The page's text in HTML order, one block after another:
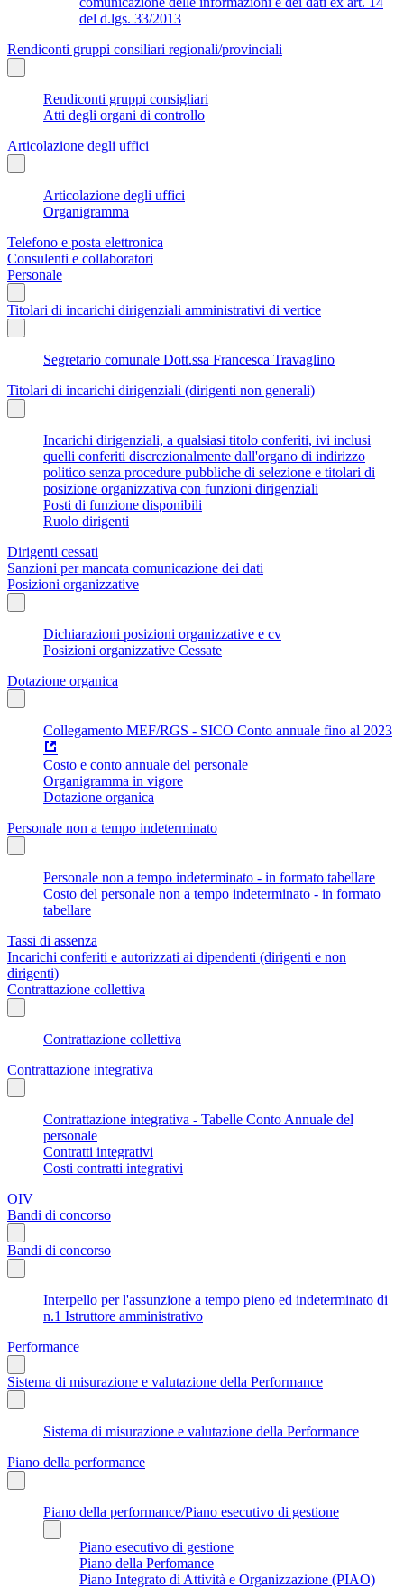
del d.lgs. 33/2013
Rendiconti gruppi consiliari regionali/provinciali
Rendiconti gruppi consigliari
Atti degli organi di controllo
Articolazione degli uffici
Articolazione degli uffici
Organigramma
Telefono e posta elettronica
Consulenti e collaboratori
Personale
Titolari di incarichi dirigenziali amministrativi di vertice
Segretario comunale Dott.ssa Francesca Travaglino
Titolari di incarichi dirigenziali (dirigenti non generali)
Incarichi dirigenziali, a qualsiasi titolo conferiti, ivi inclusi
quelli conferiti discrezionalmente dall'organo di indirizzo
politico senza procedure pubbliche di selezione e titolari di
posizione organizzativa con funzioni dirigenziali
Posti di funzione disponibili
Ruolo dirigenti
Dirigenti cessati
Sanzioni per mancata comunicazione dei dati
Posizioni organizzative
Dichiarazioni posizioni organizzative e cv
Posizioni organizzative Cessate
Dotazione organica
Collegamento MEF/RGS - SICO Conto annuale fino al 2023
Costo e conto annuale del personale
Organigramma in vigore
Dotazione organica
Personale non a tempo indeterminato
Personale non a tempo indeterminato - in formato tabellare
Costo del personale non a tempo indeterminato - in formato
tabellare
Tassi di assenza
Incarichi conferiti e autorizzati ai dipendenti (dirigenti e non
dirigenti)
Contrattazione collettiva
Contrattazione collettiva
Contrattazione integrativa
Contrattazione integrativa - Tabelle Conto Annuale del
personale
Contratti integrativi
Costi contratti integrativi
OIV
Bandi di concorso
Bandi di concorso
Interpello per l'assunzione a tempo pieno ed indeterminato di
n.1 Istruttore amministrativo
Performance
Sistema di misurazione e valutazione della Performance
Sistema di misurazione e valutazione della Performance
Piano della performance
Piano della performance/Piano esecutivo di gestione
Piano esecutivo di gestione
Piano della Perfomance
Piano Integrato di Attività e Organizzazione (PIAO)